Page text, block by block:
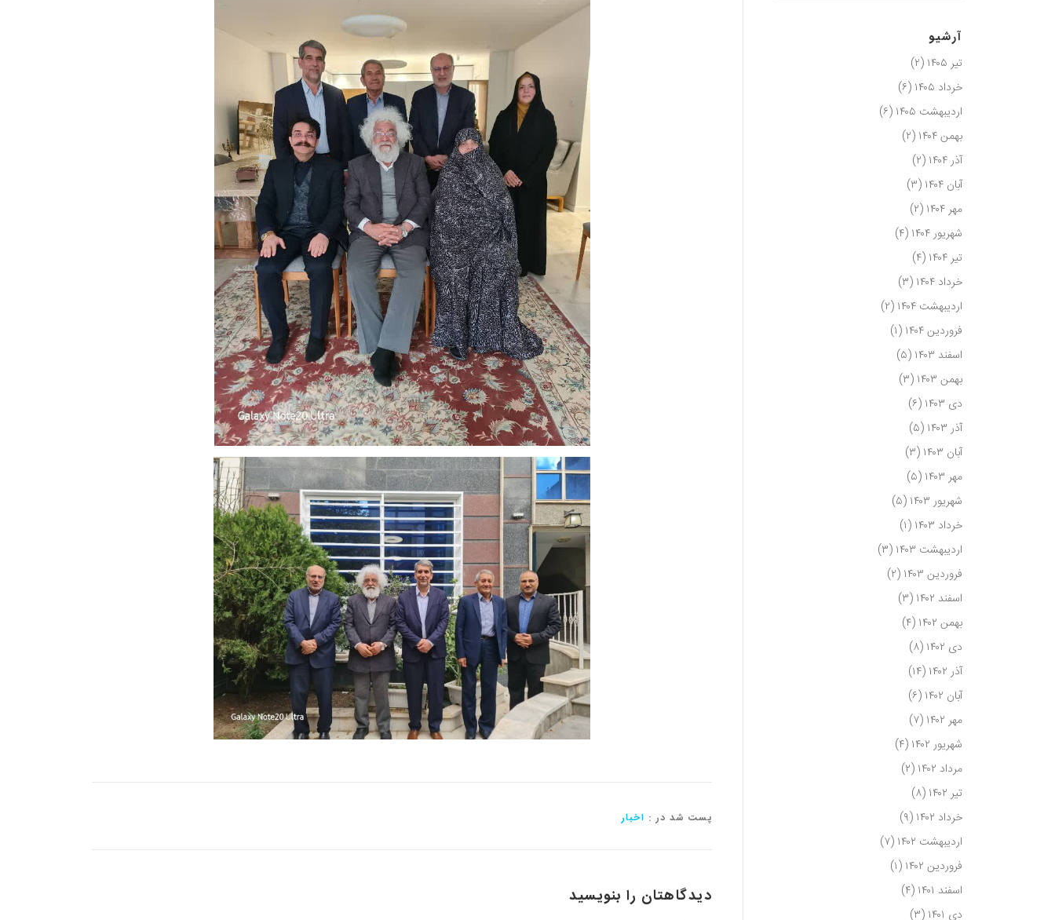
پست شد در : اخبار
دیدگاهتان را بنویسید
آرشیو
تیر ۱۴۰۵
(۲)
خرداد ۱۴۰۵
(۶)
اردیبهشت ۱۴۰۵
(۶)
بهمن ۱۴۰۴
(۲)
آذر ۱۴۰۴
(۲)
آبان ۱۴۰۴
(۳)
مهر ۱۴۰۴
(۲)
شهریور ۱۴۰۴
(۴)
تیر ۱۴۰۴
(۴)
خرداد ۱۴۰۴
(۳)
اردیبهشت ۱۴۰۴
(۲)
فروردین ۱۴۰۴
(۱)
اسفند ۱۴۰۳
(۵)
بهمن ۱۴۰۳
(۳)
دی ۱۴۰۳
(۶)
آذر ۱۴۰۳
(۵)
آبان ۱۴۰۳
(۳)
مهر ۱۴۰۳
(۵)
شهریور ۱۴۰۳
(۵)
خرداد ۱۴۰۳
(۱)
اردیبهشت ۱۴۰۳
(۳)
فروردین ۱۴۰۳
(۲)
اسفند ۱۴۰۲
(۳)
بهمن ۱۴۰۲
(۴)
دی ۱۴۰۲
(۸)
آذر ۱۴۰۲
(۱۴)
آبان ۱۴۰۲
(۶)
مهر ۱۴۰۲
(۷)
شهریور ۱۴۰۲
(۴)
مرداد ۱۴۰۲
(۲)
تیر ۱۴۰۲
(۸)
خرداد ۱۴۰۲
(۹)
اردیبهشت ۱۴۰۲
(۷)
فروردین ۱۴۰۲
(۱)
اسفند ۱۴۰۱
(۴)
دی ۱۴۰۱
(۳)